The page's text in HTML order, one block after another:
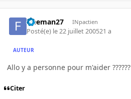
freeman27 INpactien
Posté(e) le 22 juillet 200521 a
AUTEUR
Allo y a personne pour m'aider ??????
Citer